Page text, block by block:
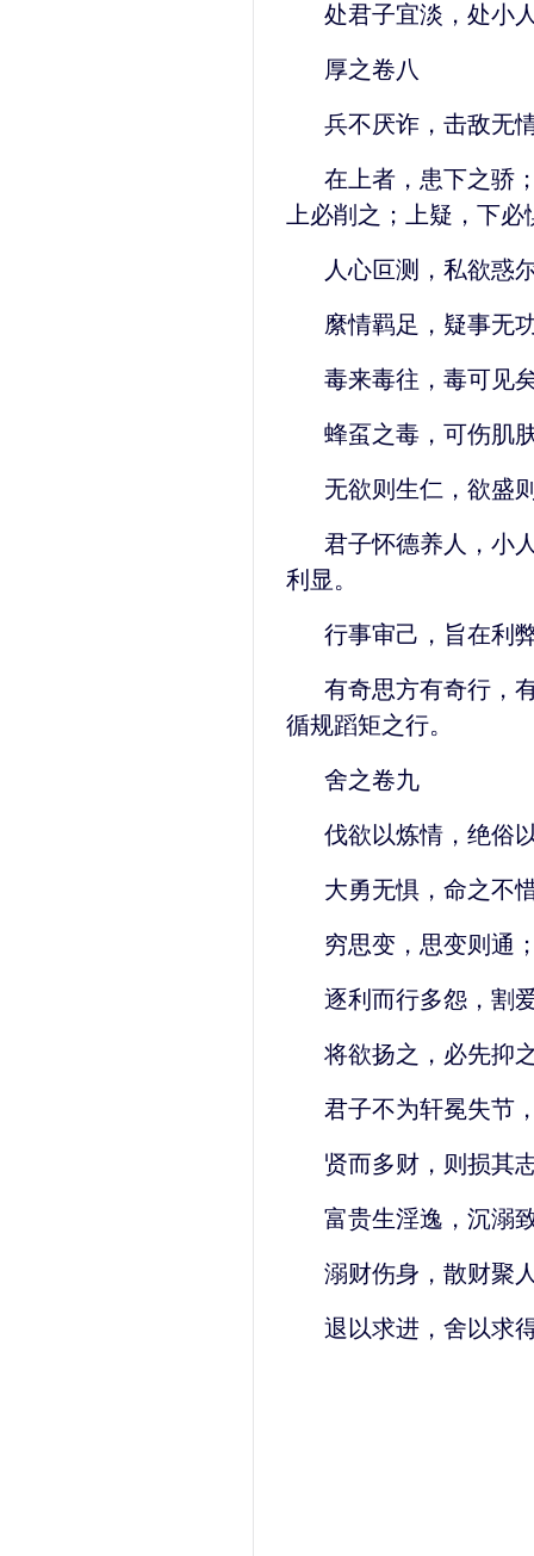
处君子宜淡，处小
厚之卷八
兵不厌诈，击敌无
在上者，患下之骄
上必削之；上疑，下必
人心叵测，私欲惑
縻情羁足，疑事无
毒来毒往，毒可见
蜂虿之毒，可伤肌
无欲则生仁，欲盛
君子怀德养人，小
利显。
行事审己，旨在利
有奇思方有奇行，
循规蹈矩之行。
舍之卷九
伐欲以炼情，绝俗
大勇无惧，命之不
穷思变，思变则通
逐利而行多怨，割
将欲扬之，必先抑
君子不为轩冕失节
贤而多财，则损其
富贵生淫逸，沉溺
溺财伤身，散财聚
退以求进，舍以求